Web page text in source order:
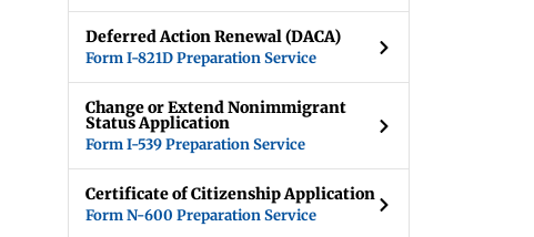
Deferred Action Renewal (DACA)
Form I-821D Preparation Service
Change or Extend Nonimmigrant
Status Application
Form I-539 Preparation Service
Certificate of Citizenship Application
Form N-600 Preparation Service